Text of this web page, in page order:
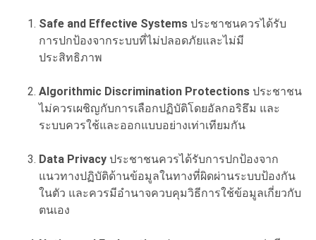
Safe and Effective Systems ประชาชนควรได้รับ
การปกป้องจากระบบที่ไม่ปลอดภัยและไม่มี
ประสิทธิภาพ
Algorithmic Discrimination Protections ประชาชน
ไม่ควรเผชิญกับการเลือกปฏิบัติโดยอัลกอริธึม และ
ระบบควรใช้และออกแบบอย่างเท่าเทียมกัน
Data Privacy ประชาชนควรได้รับการปกป้องจาก
แนวทางปฏิบัติด้านข้อมูลในทางที่ผิดผ่านระบบป้องกัน
ในตัว และควรมีอำนาจควบคุมวิธีการใช้ข้อมูลเกี่ยวกับ
ตนเอง